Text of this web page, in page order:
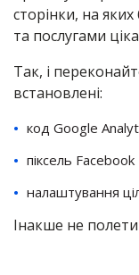
сторінки, на
та послугами
Так, і
встановлені:
код Google
піксель Facebook
налаштування
Інакше не